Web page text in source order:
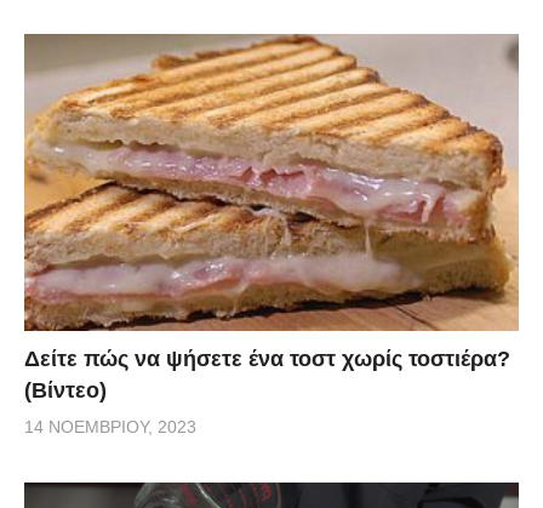
Δείτε πώς να ψήσετε ένα τοστ χωρίς τοστιέρα?
(Βίντεο)
14 ΝΟΕΜΒΡΊΟΥ, 2023